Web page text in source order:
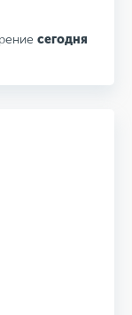
сегодня